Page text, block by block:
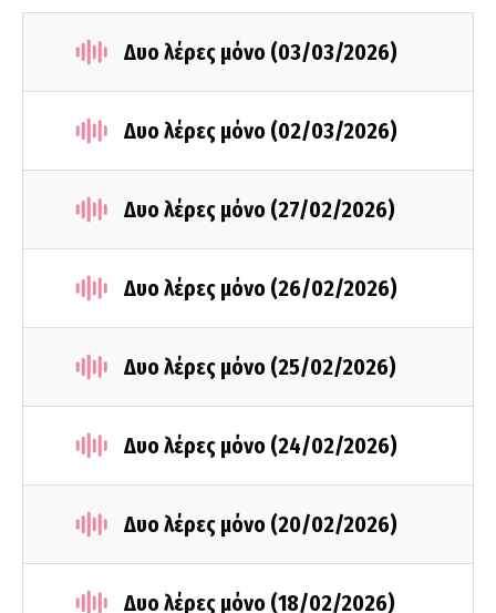
Δυο λέρες μόνο (03/03/2026)
Δυο λέρες μόνο (02/03/2026)
Δυο λέρες μόνο (27/02/2026)
Δυο λέρες μόνο (26/02/2026)
Δυο λέρες μόνο (25/02/2026)
Δυο λέρες μόνο (24/02/2026)
Δυο λέρες μόνο (20/02/2026)
Δυο λέρες μόνο (18/02/2026)